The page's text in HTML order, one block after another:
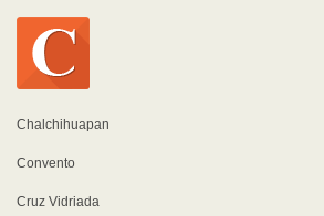
Chalchihuapan
Convento
Cruz Vidriada